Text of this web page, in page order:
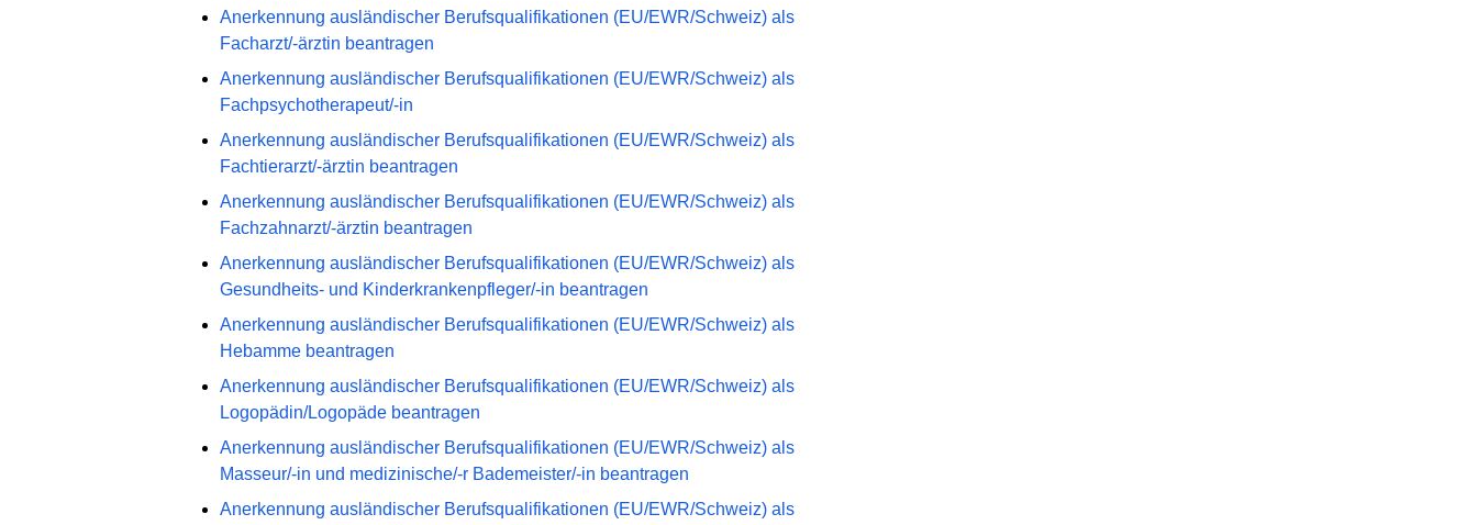
Anerkennung ausländischer Berufsqualifikationen (EU/EWR/Schweiz) als
Facharzt/-ärztin beantragen
Anerkennung ausländischer Berufsqualifikationen (EU/EWR/Schweiz) als
Fachpsychotherapeut/-in
Anerkennung ausländischer Berufsqualifikationen (EU/EWR/Schweiz) als
Fachtierarzt/-ärztin beantragen
Anerkennung ausländischer Berufsqualifikationen (EU/EWR/Schweiz) als
Fachzahnarzt/-ärztin beantragen
Anerkennung ausländischer Berufsqualifikationen (EU/EWR/Schweiz) als
Gesundheits- und Kinderkrankenpfleger/-in beantragen
Anerkennung ausländischer Berufsqualifikationen (EU/EWR/Schweiz) als
Hebamme beantragen
Anerkennung ausländischer Berufsqualifikationen (EU/EWR/Schweiz) als
Logopädin/Logopäde beantragen
Anerkennung ausländischer Berufsqualifikationen (EU/EWR/Schweiz) als
Masseur/-in und medizinische/-r Bademeister/-in beantragen
Anerkennung ausländischer Berufsqualifikationen (EU/EWR/Schweiz) als